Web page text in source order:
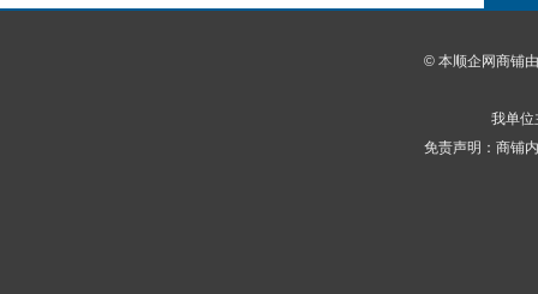
© 本顺企网商铺由
我单位
免责声明：商铺